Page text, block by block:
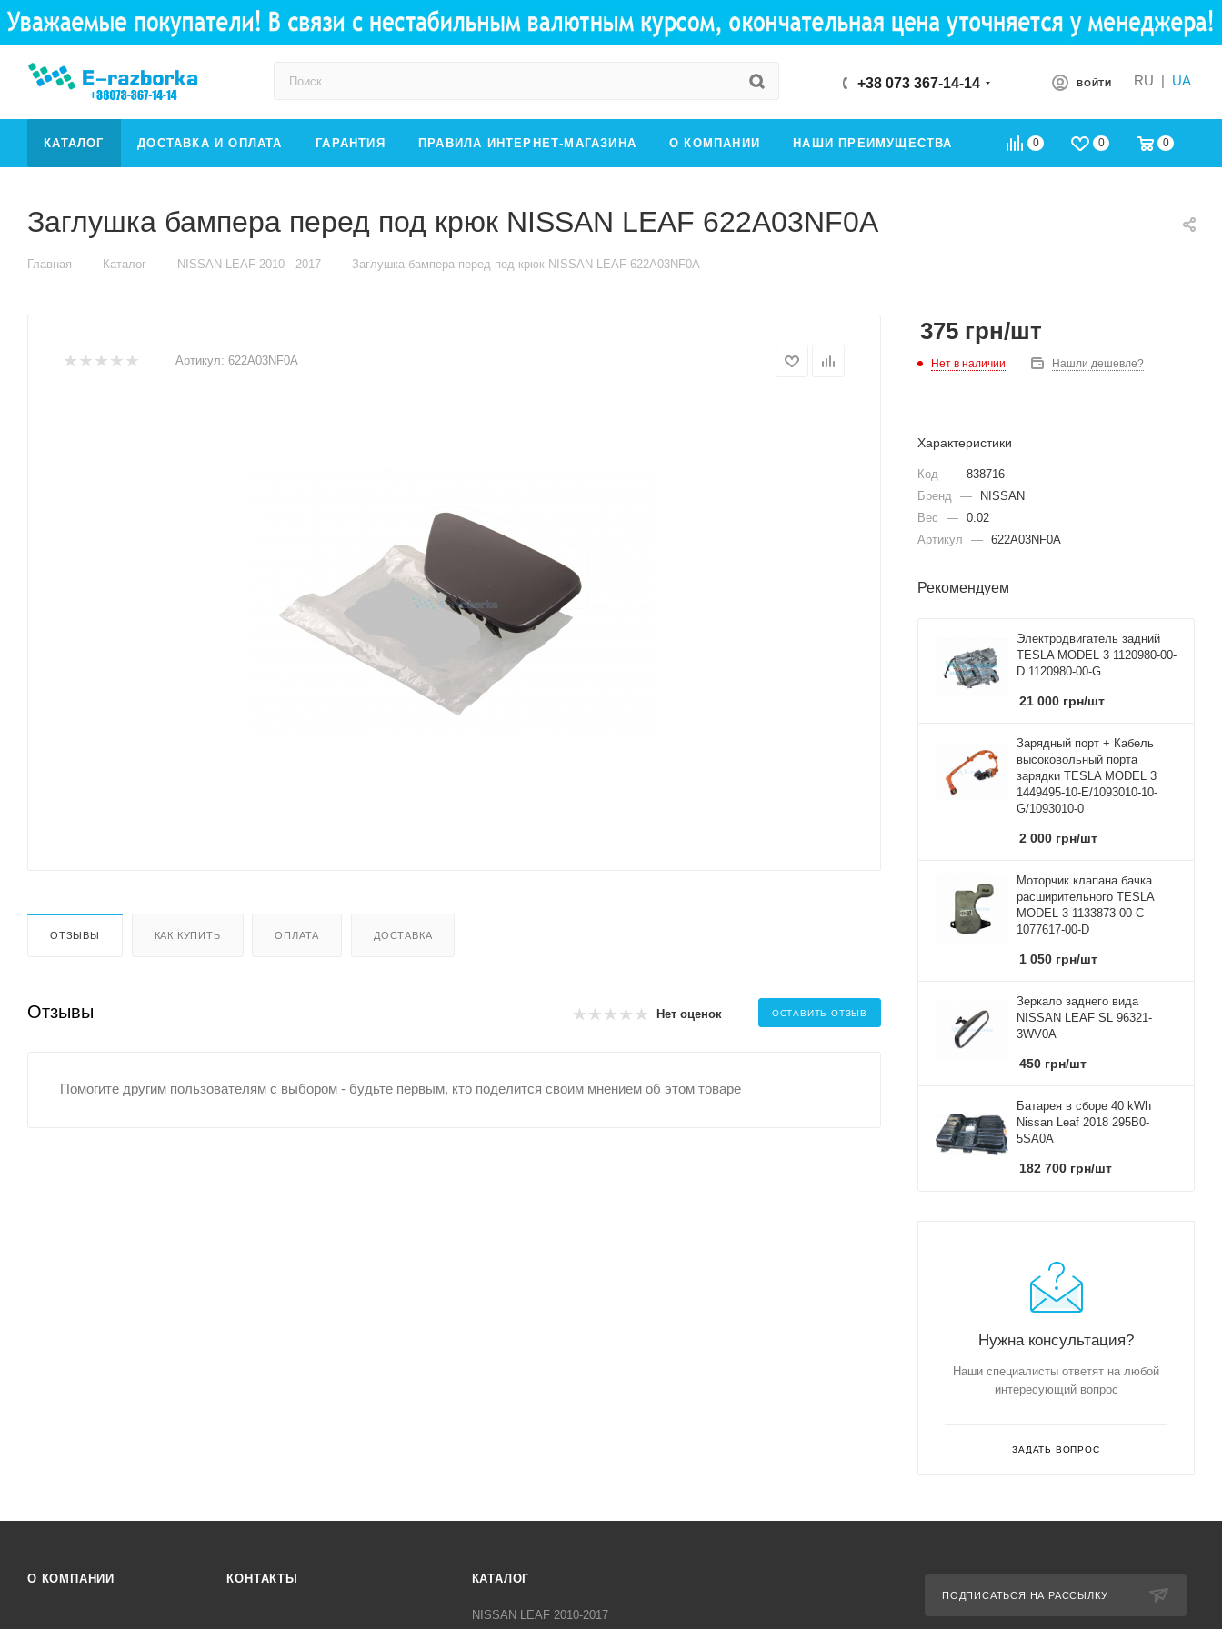
RU | UA
ВОЙТИ
+38 073 367-14-14
0 0 0
КАТАЛОГ ДОСТАВКА И ОПЛАТА ГАРАНТИЯ ПРАВИЛА ИНТЕРНЕТ-МАГАЗИНА О КОМПАНИИ НАШИ ПРЕИМУЩЕСТВА
Заглушка бампера перед под крюк NISSAN LEAF 622A03NF0A
Главная — Каталог — NISSAN LEAF 2010 - 2017 — Заглушка бампера перед под крюк NISSAN LEAF 622A03NF0A
Артикул: 622A03NF0A
ОТЗЫВЫ КАК КУПИТЬ ОПЛАТА ДОСТАВКА
Отзывы Нет оценок ОСТАВИТЬ ОТЗЫВ
Помогите другим пользователям с выбором - будьте первым, кто поделится своим мнением об этом товаре
375 грн/шт
Нет в наличии Нашли дешевле?
Характеристики
Код — 838716
Бренд —
NISSAN
Вес
— 0.02
Артикул
— 622A03NF0A
Рекомендуем
Электродвигатель задний
TESLA MODEL 3 1120980-00-
D 1120980-00-G
21 000 грн/шт
Зарядный порт + Кабель
высоковольный порта
зарядки TESLA MODEL 3
1449495-10-E/1093010-10-
G/1093010-0
2 000 грн/шт
Моторчик клапана бачка
расширительного TESLA
MODEL 3 1133873-00-C
1077617-00-D
1 050 грн/шт
Зеркало заднего вида
NISSAN LEAF SL 96321-
3WV0A
450 грн/шт
Батарея в сборе 40 kWh
Nissan Leaf 2018 295B0-
5SA0A
182 700 грн/шт
Нужна консультация?
Наши специалисты ответят на любой
интересующий вопрос
ЗАДАТЬ ВОПРОС
О КОМПАНИИ КОНТАКТЫ КАТАЛОГ
NISSAN LEAF 2010-2017
ПОДПИСАТЬСЯ НА РАССЫЛКУ